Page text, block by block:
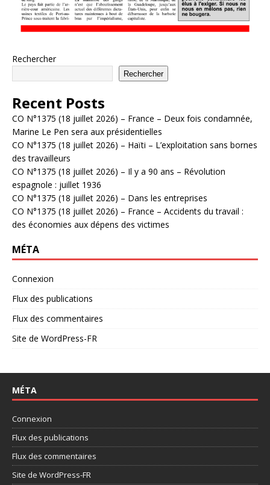
Rechercher
Rechercher
Recent Posts
CO N°1375 (18 juillet 2026) – France – Deux fois condamnée,
Marine Le Pen sera aux présidentielles
CO N°1375 (18 juillet 2026) – Haïti – L’exploitation sans bornes
des travailleurs
CO N°1375 (18 juillet 2026) – Il y a 90 ans – Révolution
espagnole : juillet 1936
CO N°1375 (18 juillet 2026) – Dans les entreprises
CO N°1375 (18 juillet 2026) – France – Accidents du travail :
des économies aux dépens des victimes
MÉTA
Connexion
Flux des publications
Flux des commentaires
Site de WordPress-FR
MÉTA
Connexion
Flux des publications
Flux des commentaires
Site de WordPress-FR